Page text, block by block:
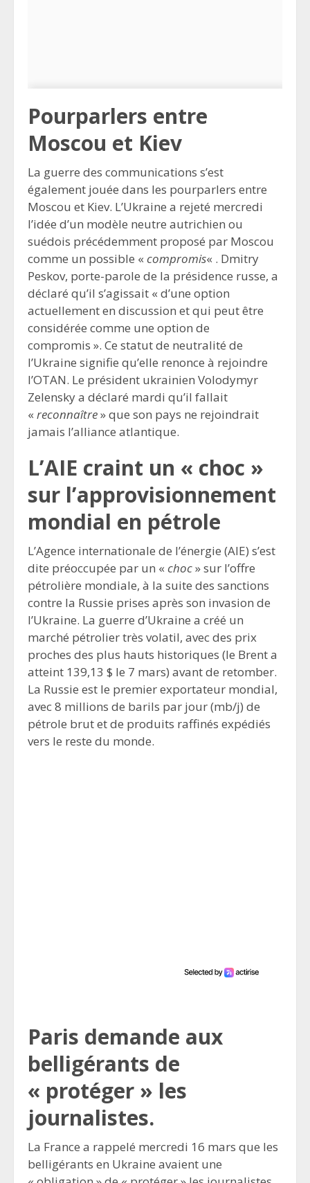
Pourparlers entre
Moscou et Kiev
La guerre des communications s’est
également jouée dans les pourparlers entre
Moscou et Kiev. L’Ukraine a rejeté mercredi
l’idée d’un modèle neutre autrichien ou
suédois précédemment proposé par Moscou
comme un possible « compromis« . Dmitry
Peskov, porte-parole de la présidence russe, a
déclaré qu’il s’agissait « d’une option
actuellement en discussion et qui peut être
considérée comme une option de
compromis ». Ce statut de neutralité de
l’Ukraine signifie qu’elle renonce à rejoindre
l’OTAN. Le président ukrainien Volodymyr
Zelensky a déclaré mardi qu’il fallait
« reconnaître» que son pays ne rejoindrait
jamais l’alliance atlantique.
L’AIE craint un « choc »
sur l’approvisionnement
mondial en pétrole
L’Agence internationale de l’énergie (AIE) s’est
dite préoccupée par un « choc» sur l’offre
pétrolière mondiale, à la suite des sanctions
contre la Russie prises après son invasion de
l’Ukraine. La guerre d’Ukraine a créé un
marché pétrolier très volatil, avec des prix
proches des plus hauts historiques (le Brent a
atteint 139,13 $ le 7 mars) avant de retomber.
La Russie est le premier exportateur mondial,
avec 8 millions de barils par jour (mb/j) de
pétrole brut et de produits raffinés expédiés
vers le reste du monde.
Paris demande aux
belligérants de
« protéger » les
journalistes.
La France a rappelé mercredi 16 mars que les
belligérants en Ukraine avaient une